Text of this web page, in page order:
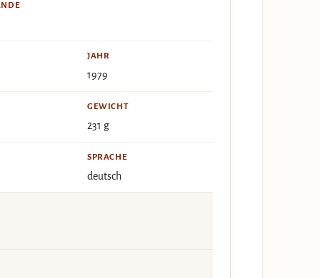
JAHR
1979
GEWICHT
231 g
SPRACHE
deutsch